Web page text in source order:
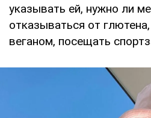
указывать ей, нужно ли
отказываться от
веганом, посещать